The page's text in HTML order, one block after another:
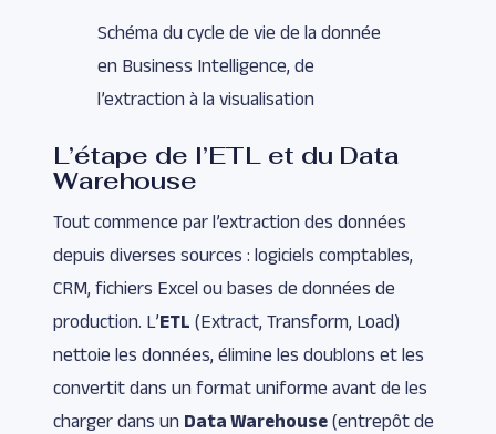
Schéma du cycle de vie de la donnée
en Business Intelligence, de
l’extraction à la visualisation
L’étape de l’ETL et du Data
Warehouse
Tout commence par l’extraction des données
depuis diverses sources : logiciels comptables,
CRM, fichiers Excel ou bases de données de
production. L’ETL (Extract, Transform, Load)
nettoie les données, élimine les doublons et les
convertit dans un format uniforme avant de les
charger dans un Data Warehouse (entrepôt de